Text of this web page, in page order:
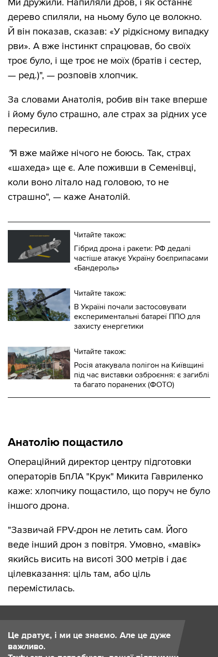
Ми дружили. Напиляли дров, і як останнє
дерево спиляли, на ньому було це волокно.
Й він показав, сказав: «У рідкісному випадку
рви». А вже інстинкт спрацював, бо своїх
троє було, і ще троє не моїх (братів і сестер,
— ред.)", — розповів хлопчик.
За словами Анатолія, робив він таке вперше
і йому було страшно, але страх за рідних усе
пересилив.
"Я вже майже нічого не боюсь. Так, страх
«шахеда» ще є. Але поживши в Семенівці,
коли воно літало над головою, то не
страшно", — каже Анатолій.
Читайте також:
Гібрид дрона і ракети: РФ дедалі
частіше атакує Україну боєприпасами
«Бандероль»
Читайте також:
В Україні почали застосовувати
експериментальні батареї ППО для
захисту енергетики
Читайте також:
Росія атакувала полігон на Київщині
під час виставки озброєння: є загиблі
та багато поранених (ФОТО)
Анатолію пощастило
Операційний директор центру підготовки
операторів БпЛА "Крук" Микита Гавриленко
каже: хлопчику пощастило, що поруч не було
іншого дрона.
"Зазвичай FPV-дрон не летить сам. Його
веде інший дрон з повітря. Умовно, «мавік»
якийсь висить на висоті 300 метрів і дає
цілевказання: ціль там, або ціль
перемістилась.
Це дратує, і ми це знаємо. Але це дуже
важливо.